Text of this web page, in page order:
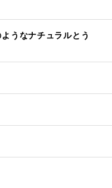
うなナチュラルとう